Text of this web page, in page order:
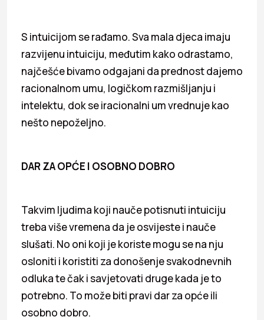
S intuicijom se rađamo. Sva mala djeca imaju
razvijenu intuiciju, međutim kako odrastamo,
najčešće bivamo odgajani da prednost dajemo
racionalnom umu, logičkom razmišljanju i
intelektu, dok se iracionalni um vrednuje kao
nešto nepoželjno.
DAR ZA OPĆE I OSOBNO DOBRO
Takvim ljudima koji nauče potisnuti intuiciju
treba više vremena da je osvijeste i nauče
slušati. No oni koji je koriste mogu se na nju
osloniti i koristiti za donošenje svakodnevnih
odluka te čak i savjetovati druge kada je to
potrebno. To može biti pravi dar za opće ili
osobno dobro.